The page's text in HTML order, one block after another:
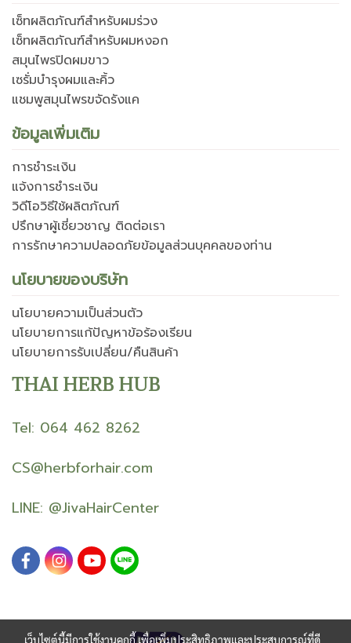
เซ็ทผลิตภัณฑ์สำหรับผมร่วง
เซ็ทผลิตภัณฑ์สำหรับผมหงอก
สมุนไพรปิดผมขาว
เซรั่มบำรุงผมและคิ้ว
แชมพูสมุนไพรขจัดรังแค
ข้อมูลเพิ่มเติม
การชำระเงิน
แจ้งการชำระเงิน
วิดีโอวิธีใช้ผลิตภัณฑ์
ปรึกษาผู้เชี่ยวชาญ ติดต่อเรา
การรักษาความปลอดภัยข้อมูลส่วนบุคคลของท่าน
นโยบายของบริษัท
นโยบายความเป็นส่วนตัว
นโยบายการแก้ปัญหาข้อร้องเรียน
นโยบายการรับเปลี่ยน/คืนสินค้า
THAI HERB HUB
Tel: 064 462 8262
CS@herbforhair.com
LINE: @JivaHairCenter
เว็บไซต์นี้มีการใช้งานคุกกี้ เพื่อเพิ่มประสิทธิภาพและประสบการณ์ที่ดี